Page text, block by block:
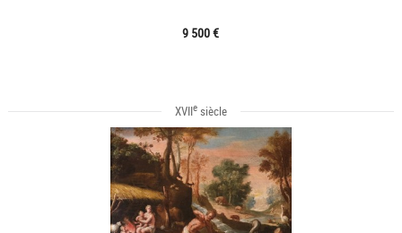
9 500 €
XVIIesiècle